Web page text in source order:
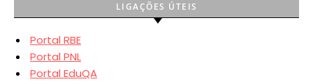
LIGAÇÕES ÚTEIS
Portal RBE
Portal PNL
Portal EduQA